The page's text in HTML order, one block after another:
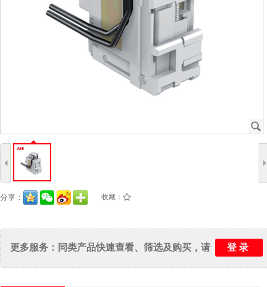
J
4
分享： 收藏： /
更多服务：同类产品快速查看、筛选及购买，请 登录